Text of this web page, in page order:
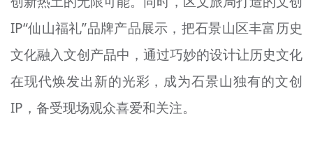
IP“仙山福礼”品牌产品展示，把石景山区丰富历史
文化融入文创产品中，通过巧妙的设计让历史文化
在现代焕发出新的光彩，成为石景山独有的文创
IP，备受现场观众喜爱和关注。